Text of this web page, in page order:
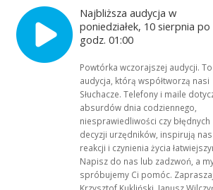
Najbliższa audycja w
poniedziałek, 10 sierpnia po
godz. 01:00
Powtórka wczorajszej audycji.
audycja, którą współtworzą nasi
Słuchacze. Telefony i maile
absurdów dnia codziennego,
niesprawiedliwości czy błędnych
decyzji urzędników, inspirują
reakcji i czynienia życia
Napisz do nas lub zadzwoń, a
spróbujemy Ci pomóc.